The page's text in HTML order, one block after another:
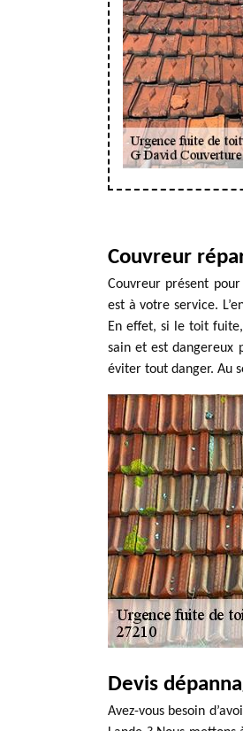
Couvreur
Couvreur présent
est à votre service.
En effet, si le toit
sain et est dangereux
éviter tout danger. Au
Devis
Avez-vous besoin